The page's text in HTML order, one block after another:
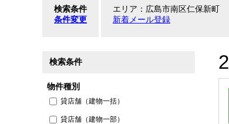
検索条件
条件変更
エリア：広島市南区仁保新町
新着メール登録
検索条件
物件種別
貸店舗（建物一括）
貸店舗（建物一部）
2